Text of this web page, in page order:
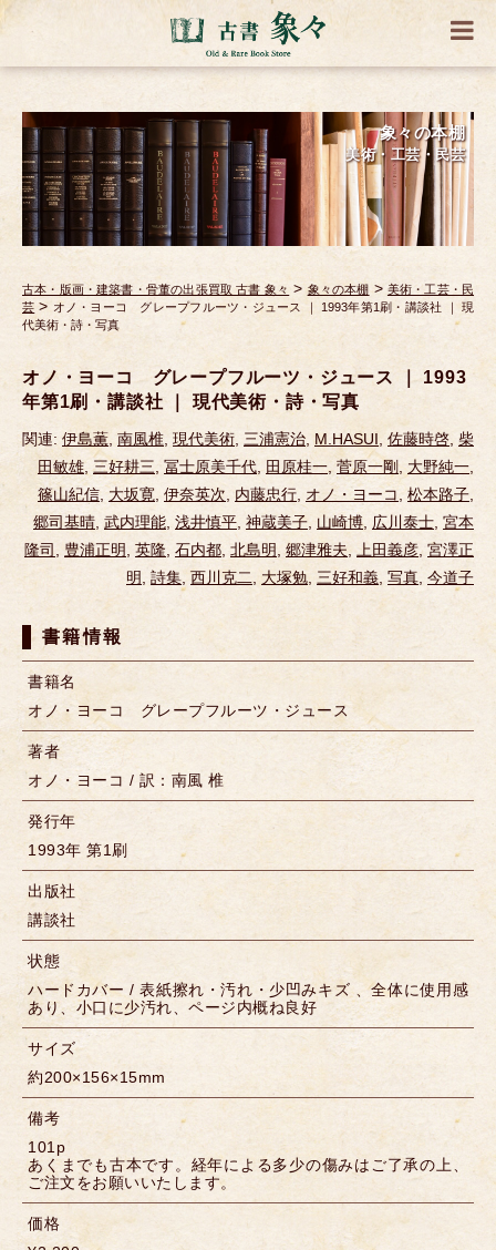
象々の本棚
美術・工芸・民芸
古本・版画・建築書・骨董の出張買取 古書 象々 > 象々の本棚 > 美術・工芸・民
芸 > オノ・ヨーコ グレープフルーツ・ジュース ｜ 1993年第1刷・講談社 ｜ 現
代美術・詩・写真
オノ・ヨーコ グレープフルーツ・ジュース ｜ 1993
年第1刷・講談社 ｜ 現代美術・詩・写真
関連: 伊島薫, 南風椎, 現代美術, 三浦憲治, M.HASUI, 佐藤時啓, 柴
田敏雄,三好耕三, 冨士原美千代, 田原桂一, 菅原一剛, 大野純一,
篠山紀信,大坂寛, 伊奈英次, 内藤忠行, オノ・ヨーコ, 松本路子,
郷司基晴, 武内理能, 浅井慎平, 神蔵美子, 山崎博, 広川泰士, 宮本
隆司 , 豊浦正明, 英隆, 石内都, 北島明, 郷津雅夫, 上田義彦, 宮澤正
明, 詩集,西川克二, 大塚勉, 三好和義, 写真, 今道子
書籍情報
書籍名
オノ・ヨーコ グレープフルーツ・ジュース
著者
オノ・ヨーコ / 訳：南風 椎
発行年
1993年 第1刷
出版社
講談社
状態
ハードカバー / 表紙擦れ・汚れ・少凹みキズ 、全体に使用感
あり、小口に少汚れ、ページ内概ね良好
サイズ
約200×156×15mm
備考
101p
あくまでも古本です。経年による多少の傷みはご了承の上、
ご注文をお願いいたします。
価格